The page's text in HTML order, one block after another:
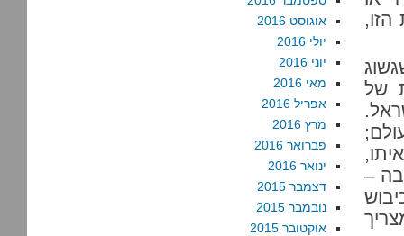
הזו,
של
–
אוגוסט 2016
יולי 2016
יוני 2016
מאי 2016
אפריל 2016
מרץ 2016
פברואר 2016
ינואר 2016
דצמבר 2015
נובמבר 2015
אוקטובר 2015